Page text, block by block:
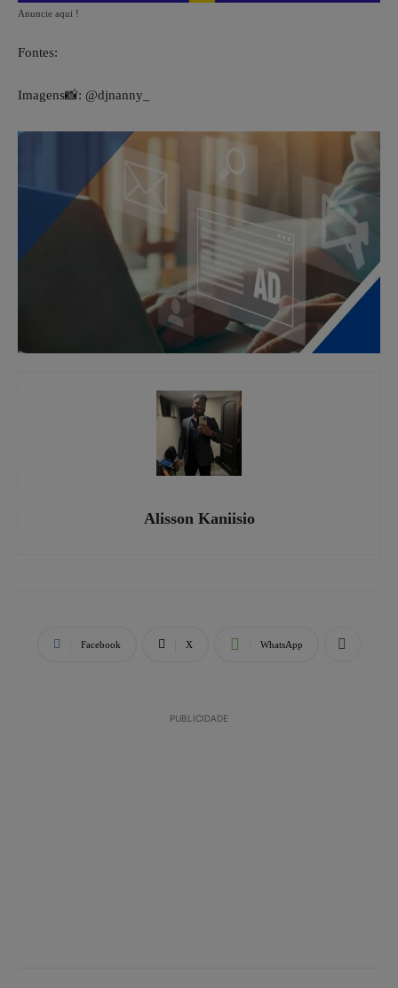
Anuncie aqui !
Fontes:
Imagens📸: @djnanny_
Alisson Kaniisio
Facebook X WhatsApp
PUBLICIDADE